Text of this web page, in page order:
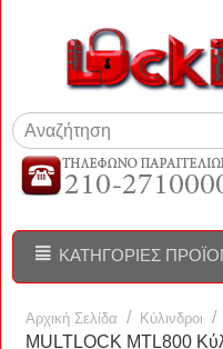
ΚΑΤΗΓΟΡΊΕΣ
Αρχική Σελίδα / Κύλινδροι /
MULTLOCK MTL800